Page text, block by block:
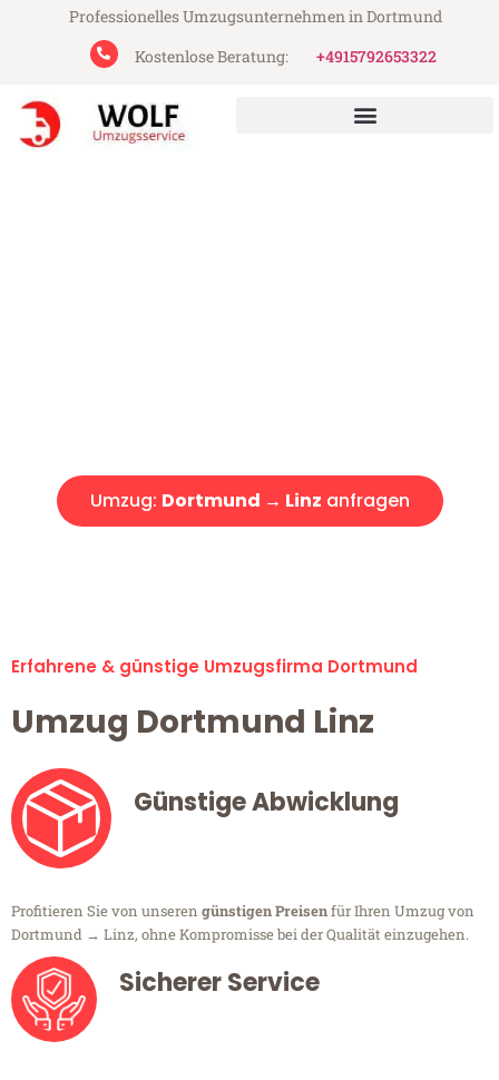
Professionelles Umzugsunternehmen in Dortmund
Kostenlose Beratung:
+4915792653322
Umzug: Dortmund → Linz anfragen
Erfahrene & günstige Umzugsfirma Dortmund
Umzug Dortmund Linz
Günstige Abwicklung
Profitieren Sie von unseren günstigen Preisenfür Ihren Umzug von
Dortmund → Linz, ohne Kompromisse bei der Qualität einzugehen.
Sicherer Service